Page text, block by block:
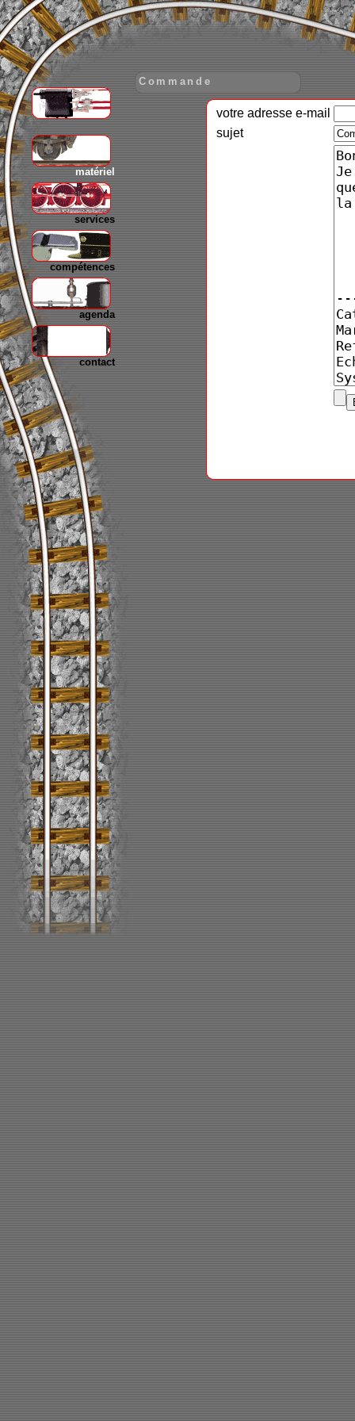
matériel
services
compétences
agenda
contact
Commande
votre adresse e-mail
sujet